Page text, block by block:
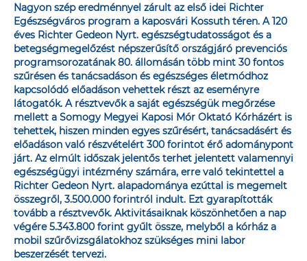
Nagyon szép eredménnyel zárult az első idei Richter
Egészségváros program a kaposvári Kossuth téren. A 120
éves Richter Gedeon Nyrt. egészségtudatosságot és a
betegségmegelőzést népszerűsítő országjáró prevenciós
programsorozatának 80. állomásán több mint 30 fontos
szűrésen és tanácsadáson és egészséges életmódhoz
kapcsolódó előadáson vehettek részt az eseményre
látogatók. A résztvevők a saját egészségük megőrzése
mellett a Somogy Megyei Kaposi Mór Oktató Kórházért is
tehettek, hiszen minden egyes szűrésért, tanácsadásért és
előadáson való részvételért 300 forintot érő adománypont
járt. Az elmúlt időszak jelentős terhet jelentett valamennyi
egészségügyi intézmény számára, erre való tekintettel a
Richter Gedeon Nyrt. alapadománya ezúttal is megemelt
összegről, 3.500.000 forintról indult. Ezt gyarapították
tovább a résztvevők. Aktivitásaiknak köszönhetően a nap
végére 5.343.800 forint gyűlt össze, melyből a kórház a
mobil szűrővizsgálatokhoz szükséges mini labor
beszerzését tervezi.